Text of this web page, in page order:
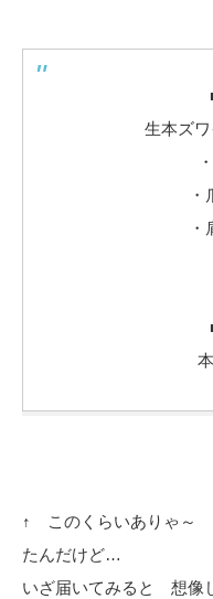
生本ズワ
↑ このくらいありゃ～
たんだけど…
いざ届いてみると 想